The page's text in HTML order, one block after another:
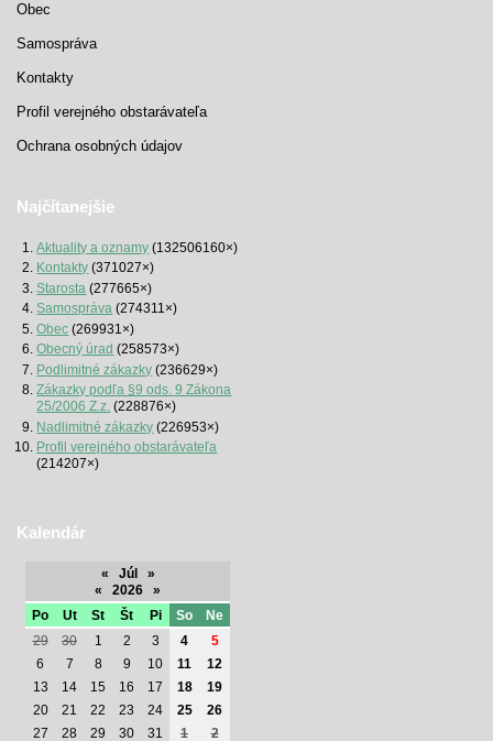
Obec
Samospráva
Kontakty
Profil verejného obstarávateľa
Ochrana osobných údajov
Najčítanejšie
Aktuality a oznamy (132506160×)
Kontakty (371027×)
Starosta (277665×)
Samospráva (274311×)
Obec (269931×)
Obecný úrad (258573×)
Podlimitné zákazky (236629×)
Zákazky podľa §9 ods. 9 Zákona
25/2006 Z.z. (228876×)
Nadlimitné zákazky (226953×)
Profil verejného obstarávateľa
(214207×)
Kalendár
« Júl
»
«
2026
»
Po
Ut St Št Pi So
Ne
29
30 1 2 3 4
5
6
7 8 9 10 11
12
13
14 15 16 17 18
19
20
21 22 23 24 25
26
27
28 29 30 31 1 2